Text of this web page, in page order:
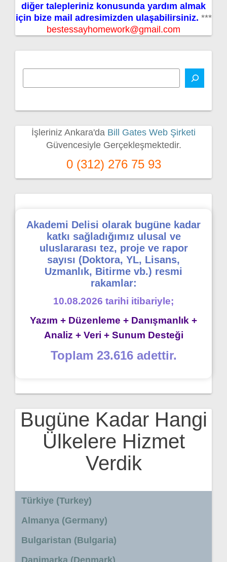
diğer talepleriniz konusunda yardım almak
için bize mail adresimizden ulaşabilirsiniz. ***
bestessayhomework@gmail.com
İşleriniz Ankara'da Bill Gates Web Şirketi
Güvencesiyle Gerçekleşmektedir.
0 (312) 276 75 93
Akademi Delisi olarak bugüne kadar
katkı sağladığımız ulusal ve
uluslararası tez, proje ve rapor
sayısı (Doktora, YL, Lisans,
Uzmanlık, Bitirme vb.) resmi
rakamlar:
10.08.2026 tarihi itibariyle;
Yazım + Düzenleme + Danışmanlık +
Analiz + Veri + Sunum Desteği
Toplam 23.616 adettir.
Bugüne Kadar Hangi
Ülkelere Hizmet
Verdik
Türkiye (Turkey)
Almanya (Germany)
Bulgaristan (Bulgaria)